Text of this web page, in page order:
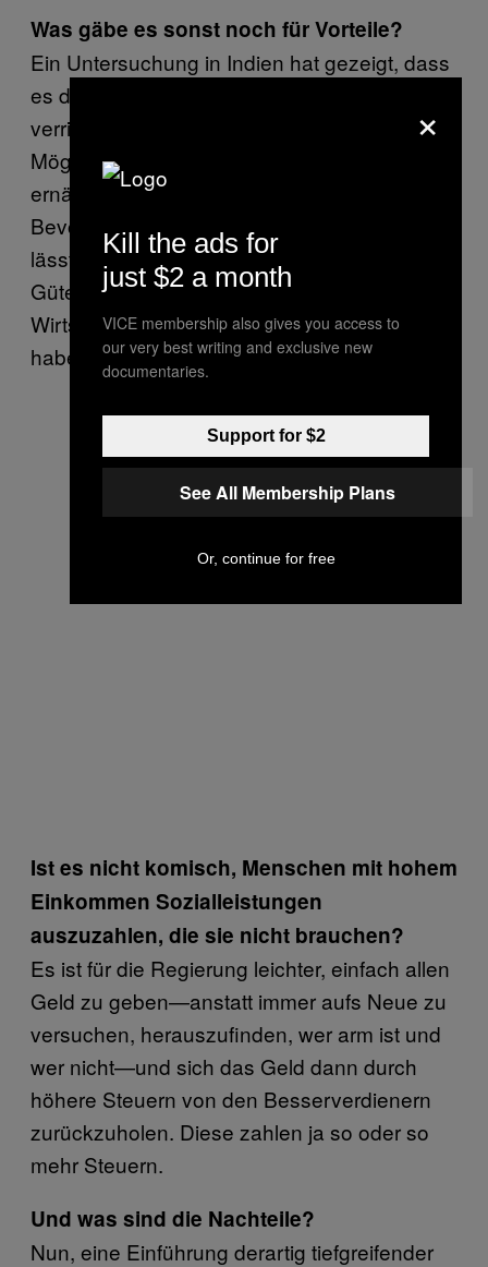
Was gäbe es sonst noch für Vorteile?
Ein Untersuchung in Indien hat gezeigt, dass
es die Kosten des Gesundheitssystems
verringern würden, da Menschen die
Möglichkeit bekommen, sich besser zu
ernähren. Wenn man geringverdienenden
Bevölkerungsgruppen mehr Geld zukommen
lässt, dann geben sie das für grundlegende
Güter und Angebote aus, die das
Wirtschaftswachstum stimulieren. Davon
haben letztendlich alle Steuerzahler was.
Ist es nicht komisch, Menschen mit hohem
Einkommen Sozialleistungen
auszuzahlen, die sie nicht brauchen?
Es ist für die Regierung leichter, einfach allen
Geld zu geben—anstatt immer aufs Neue zu
versuchen, herauszufinden, wer arm ist und
wer nicht—und sich das Geld dann durch
höhere Steuern von den Besserverdienern
zurückzuholen. Diese zahlen ja so oder so
mehr Steuern.
Und was sind die Nachteile?
Nun, eine Einführung derartig tiefgreifender
×
Kill the ads for
just $2 a month
VICE membership also gives you access to
our very best writing and exclusive new
documentaries.
Support for $2
See All Membership Plans
Or, continue for free